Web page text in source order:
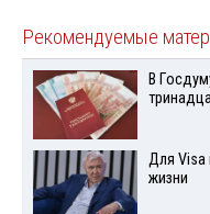
Рекомендуемые
В
Для Visа
жизни